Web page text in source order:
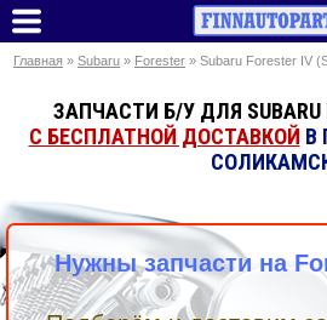
Главная » Subaru » Forester » Subaru Forester IV
ЗАПЧАСТИ Б/У ДЛЯ SUBARU
С БЕСПЛАТНОЙ ДОСТАВКОЙ В
Нужны запчасти на